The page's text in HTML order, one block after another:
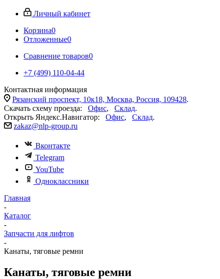
Личный кабинет
Корзина0
Отложенные0
Сравнение товаров0
+7 (499) 110-04-44
Контактная информация
Рязанский проспект, 10к18, Москва, Россия, 109428.
Скачать схему проезда: Офис, Склад.
Открыть Яндекс.Навигатор: Офис, Склад.
zakaz@nlp-group.ru
Вконтакте
Telegram
YouTube
Одноклассники
Главная
-
Каталог
-
Запчасти для лифтов
-
Канаты, тяговые ремни
Канаты, тяговые ремни